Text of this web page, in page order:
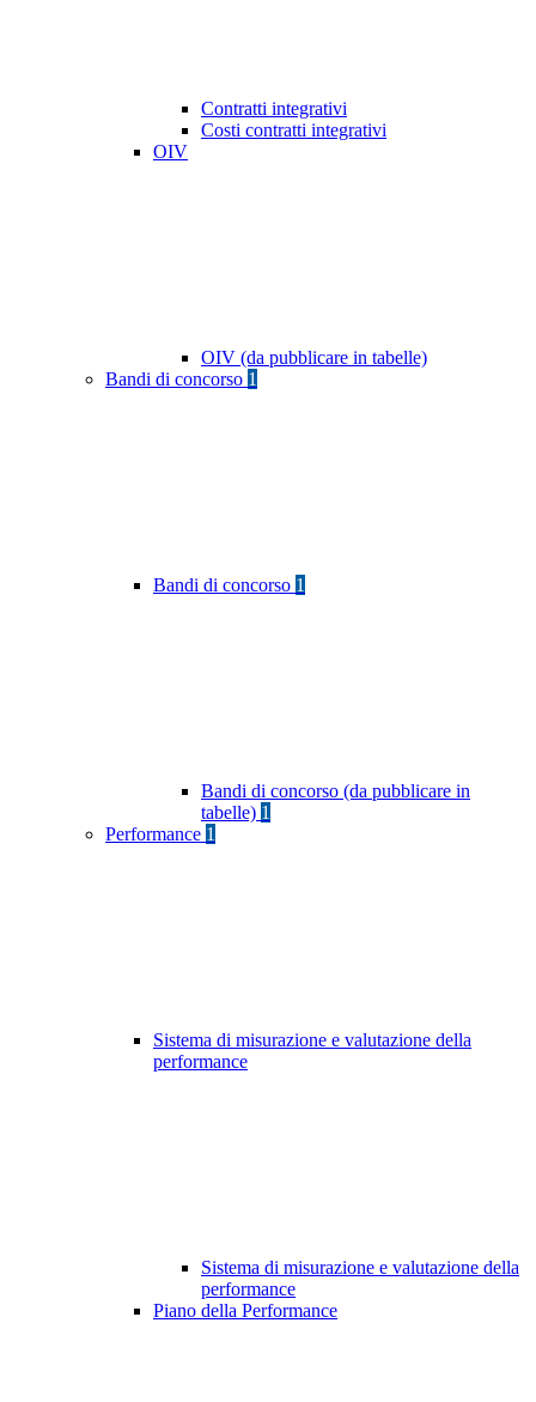
Contratti integrativi
Costi contratti integrativi
OIV
OIV (da pubblicare in tabelle)
Bandi di concorso 1
Bandi di concorso 1
Bandi di concorso (da pubblicare in
tabelle) 1
Performance 1
Sistema di misurazione e valutazione della
performance
Sistema di misurazione e valutazione della
performance
Piano della Performance